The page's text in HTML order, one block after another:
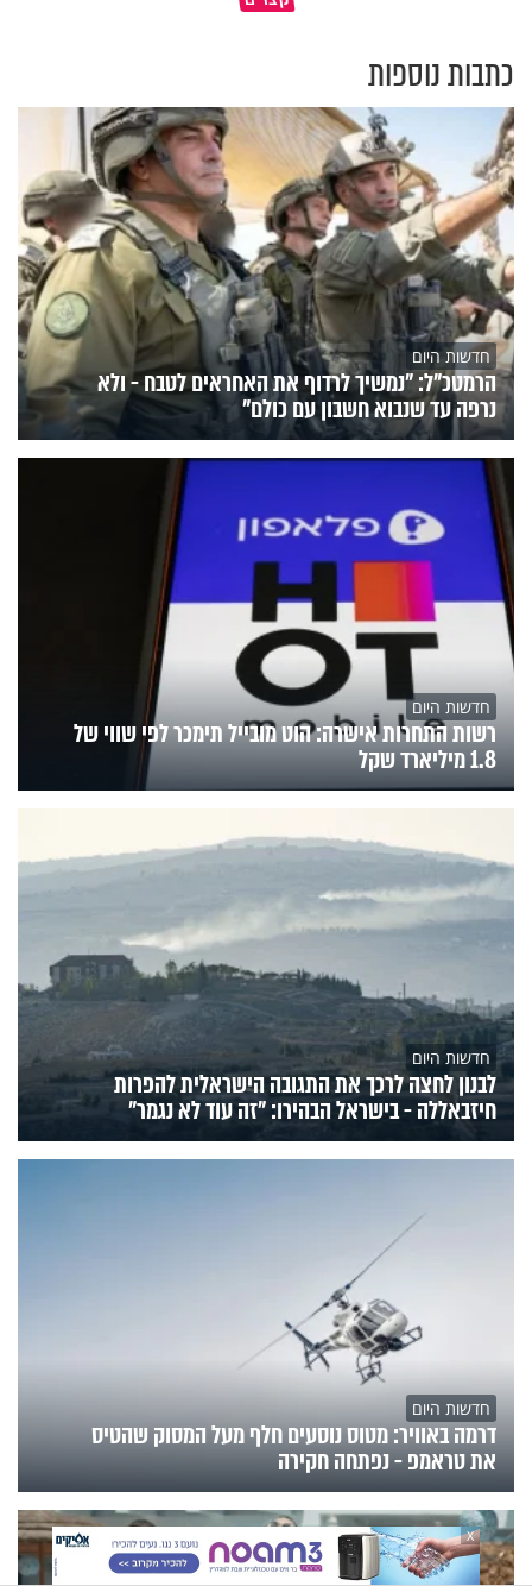
כתבות נוספות
חדשות היום
הרמטכ"ל: "נמשיך לרדוף את האחראים לטבח - ולא
נרפה עד שנבוא חשבון עם כולם"
חדשות היום
רשות התחרות אישרה: הוט מובייל תימכר לפי שווי של
1.8 מיליארד שקל
חדשות היום
לבנון לחצה לרכך את התגובה הישראלית להפרות
חיזבאללה - בישראל הבהירו: "זה עוד לא נגמר"
חדשות היום
דרמה באוויר: מטוס נוסעים חלף מעל המסוק שהטיס
את טראמפ - נפתחה חקירה
X